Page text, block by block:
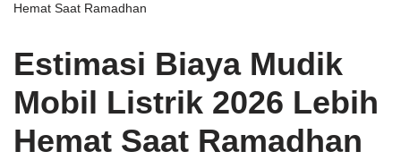
Hemat Saat Ramadhan
Estimasi Biaya Mudik
Mobil Listrik 2026 Lebih
Hemat Saat Ramadhan